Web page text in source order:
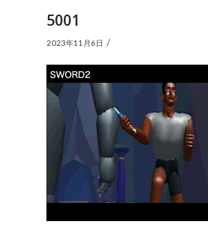
5001
2023年11月6日 /